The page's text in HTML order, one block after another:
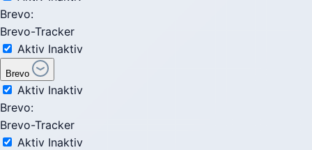
Brevo:
Brevo-Tracker
Aktiv Inaktiv
Brevo
Aktiv Inaktiv
Brevo:
Brevo-Tracker
Aktiv Inaktiv